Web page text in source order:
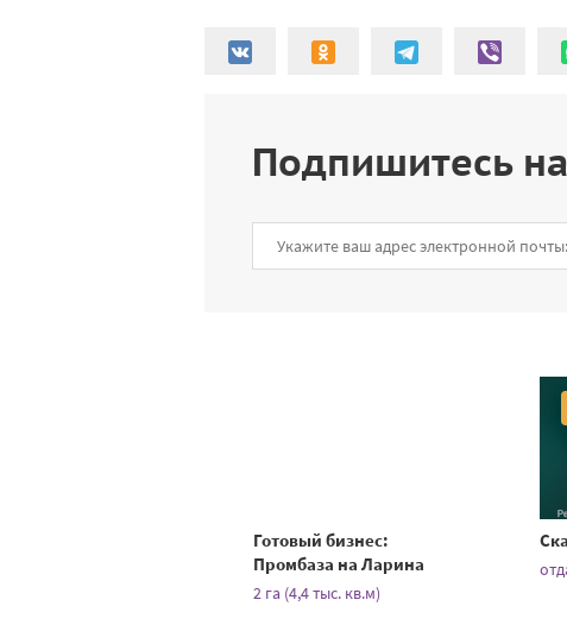
Подпишитесь
Готовый бизнес:
Промбаза на Ларина
2 га (4,4 тыс. кв.м)